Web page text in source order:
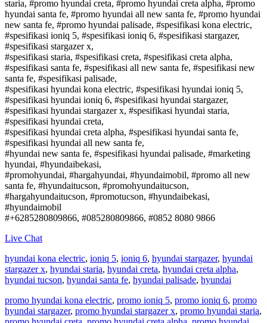
staria, #promo hyundai creta, #promo hyundai creta alpha, #promo
hyundai santa fe, #promo hyundai all new santa fe, #promo hyundai
new santa fe, #promo hyundai palisade, #spesifikasi kona electric,
#spesifikasi ioniq 5, #spesifikasi ioniq 6, #spesifikasi stargazer,
#spesifikasi stargazer x,
#spesifikasi staria, #spesifikasi creta, #spesifikasi creta alpha,
#spesifikasi santa fe, #spesifikasi all new santa fe, #spesifikasi new
santa fe, #spesifikasi palisade,
#spesifikasi hyundai kona electric, #spesifikasi hyundai ioniq 5,
#spesifikasi hyundai ioniq 6, #spesifikasi hyundai stargazer,
#spesifikasi hyundai stargazer x, #spesifikasi hyundai staria,
#spesifikasi hyundai creta,
#spesifikasi hyundai creta alpha, #spesifikasi hyundai santa fe,
#spesifikasi hyundai all new santa fe,
#hyundai new santa fe, #spesifikasi hyundai palisade, #marketing
hyundai, #hyundaibekasi,
#promohyundai, #hargahyundai, #hyundaimobil, #promo all new
santa fe, #hyundaitucson, #promohyundaitucson,
#hargahyundaitucson, #promotucson, #hyundaibekasi,
#hyundaimobil
#+6285280809866, #085280809866, #0852 8080 9866
Live Chat
hyundai kona electric, ioniq 5, ioniq 6, hyundai stargazer, hyundai
stargazer x, hyundai staria, hyundai creta, hyundai creta alpha,
hyundai tucson, hyundai santa fe, hyundai palisade, hyundai
promo hyundai kona electric, promo ioniq 5, promo ioniq 6, promo
hyundai stargazer, promo hyundai stargazer x, promo hyundai staria,